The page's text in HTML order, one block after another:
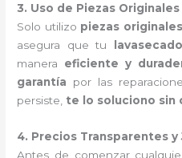
3. Uso de Piezas Originales
Solo utilizo piezas originales
asegura que tu
manera eficiente y
garantía por las
persiste, te lo soluciono sin
4. Precios Transparentes y
Antes de comenzar